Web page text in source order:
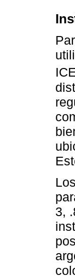
3,